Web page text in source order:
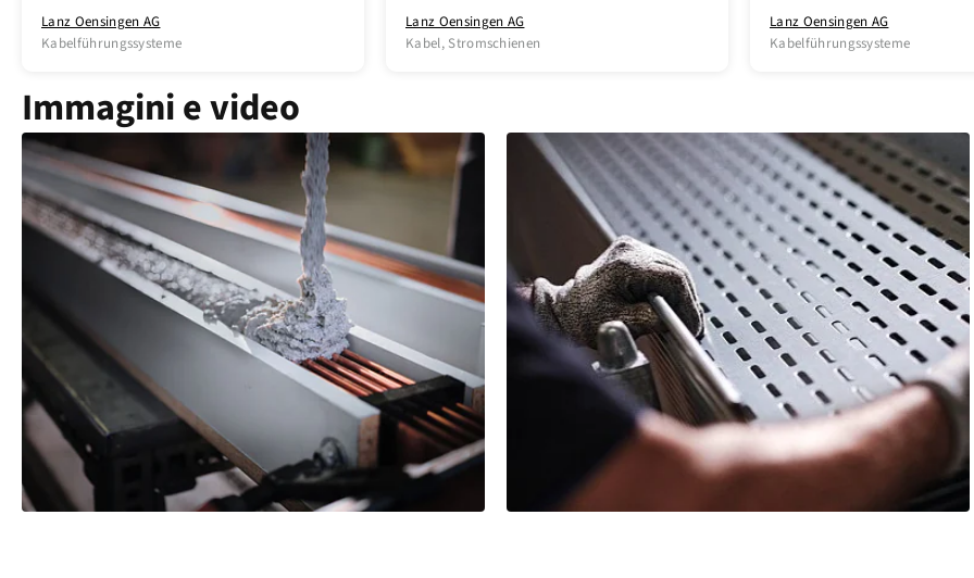
Lanz Oensingen AG
Kabelführungssysteme
Lanz Oensingen AG
Kabel, Stromschienen
Lanz Oensingen AG
Kabelführungssysteme
Immagini e video